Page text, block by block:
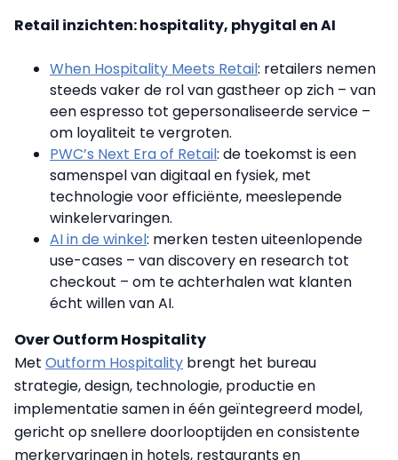
Retail inzichten: hospitality, phygital en AI
When Hospitality Meets Retail: retailers nemen
steeds vaker de rol van gastheer op zich – van
een espresso tot gepersonaliseerde service –
om loyaliteit te vergroten.
PWC’s Next Era of Retail: de toekomst is een
samenspel van digitaal en fysiek, met
technologie voor efficiënte, meeslepende
winkelervaringen.
AI in de winkel: merken testen uiteenlopende
use-cases – van discovery en research tot
checkout – om te achterhalen wat klanten
écht willen van AI.
Over Outform Hospitality
Met Outform Hospitality brengt het bureau
strategie, design, technologie, productie en
implementatie samen in één geïntegreerd model,
gericht op snellere doorlooptijden en consistente
merkervaringen in hotels, restaurants en